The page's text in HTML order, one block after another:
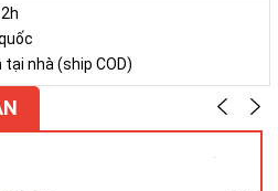
nhà (ship COD)